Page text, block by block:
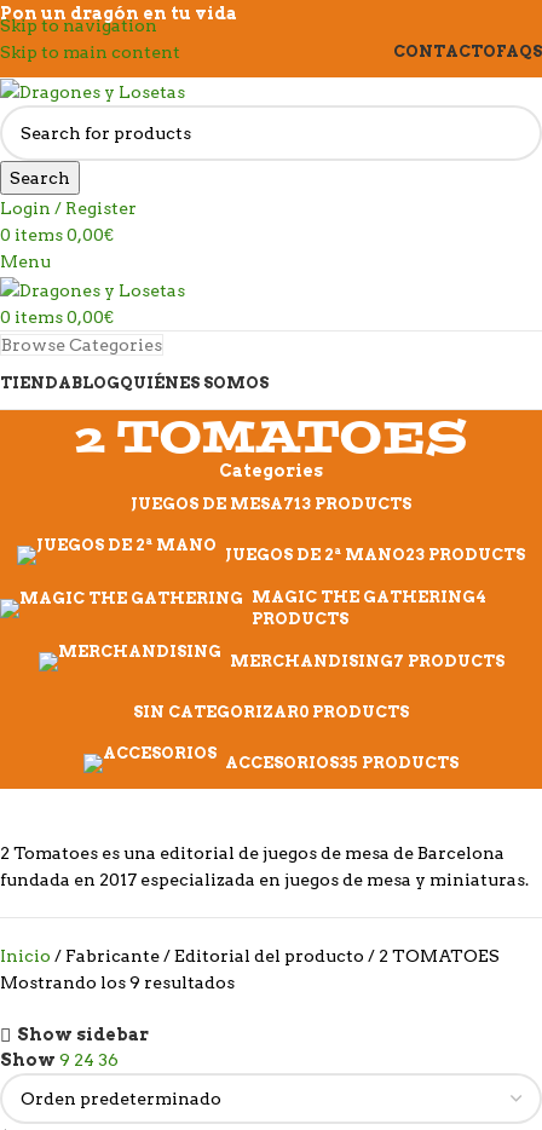
Skip to navigation
Skip to main content
Pon un dragón en tu vida
CONTACTOFAQS
Search
Login / Register
0 items0,00€
Menu
0 items0,00€
Browse Categories
TIENDABLOGQUIÉNES SOMOS
2 TOMATOES
Categories
JUEGOS DE MESA713 PRODUCTS
JUEGOS DE 2ª MANO23 PRODUCTS
MAGIC THE GATHERING4
PRODUCTS
MERCHANDISING7 PRODUCTS
SIN CATEGORIZAR0 PRODUCTS
ACCESORIOS35 PRODUCTS
2 Tomatoes es una editorial de juegos de mesa de Barcelona
fundada en 2017 especializada en juegos de mesa y miniaturas.
Inicio Fabricante / Editorial del producto
2 TOMATOES
Mostrando los 9 resultados
Show sidebar
Show 9 24 36